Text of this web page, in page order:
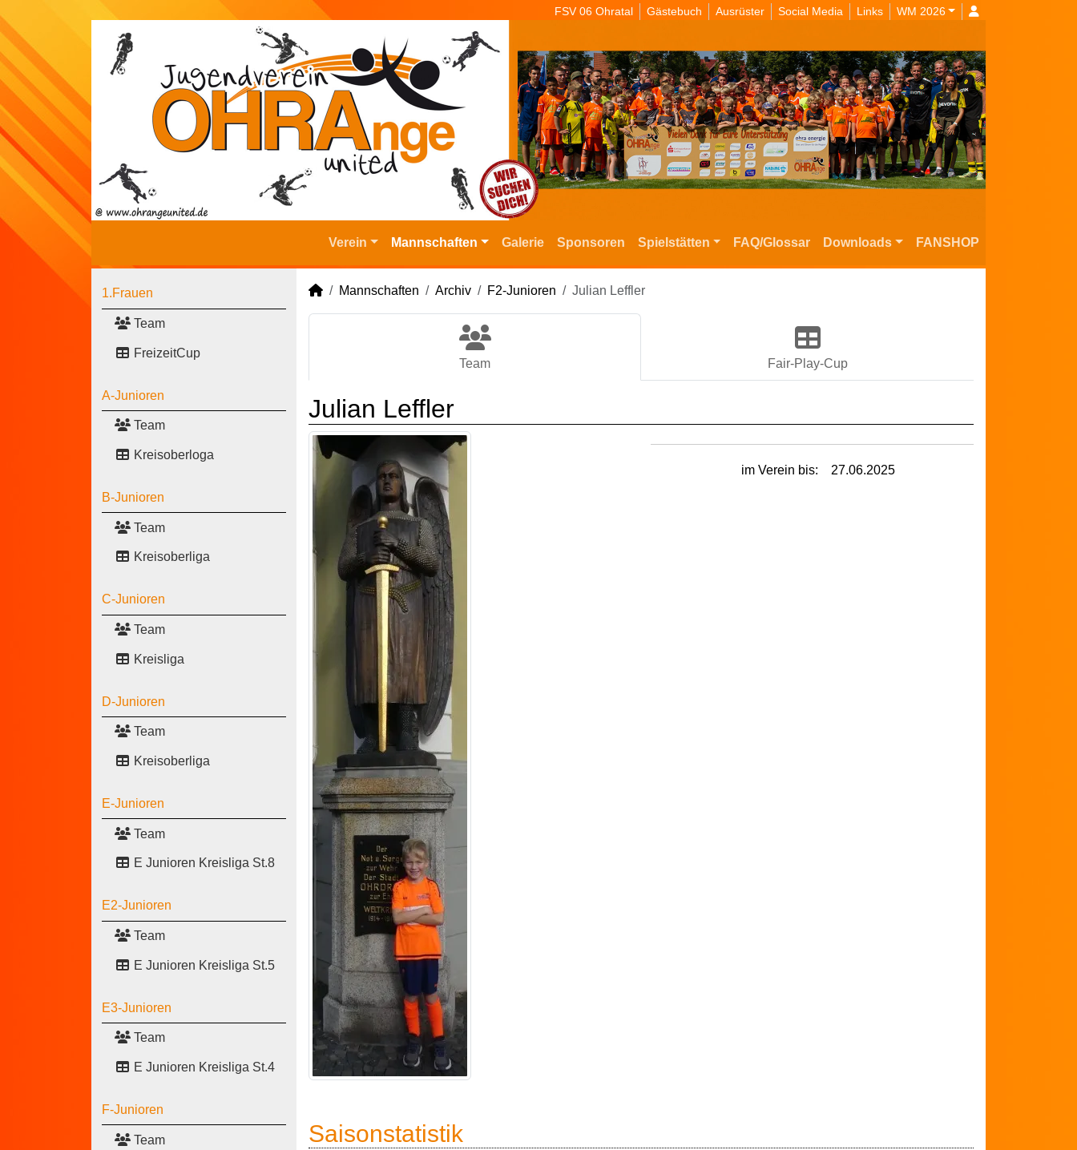
FSV 06 Ohratal Gästebuch Ausrüster Social Media Links WM 2026
Verein Mannschaften Galerie Sponsoren Spielstätten FAQ/Glossar Downloads FANSHOP
1.Frauen
Team
FreizeitCup
A-Junioren
Team
Kreisoberloga
B-Junioren
Team
Kreisoberliga
C-Junioren
Team
Kreisliga
D-Junioren
Team
Kreisoberliga
E-Junioren
Team
E Junioren Kreisliga St.8
E2-Junioren
Team
E Junioren Kreisliga St.5
E3-Junioren
Team
E Junioren Kreisliga St.4
F-Junioren
Team
Mannschaften Archiv F2-Junioren Julian Leffler
Team Fair-Play-Cup
Julian Leffler
im Verein bis: 27.06.2025
Saisonstatistik